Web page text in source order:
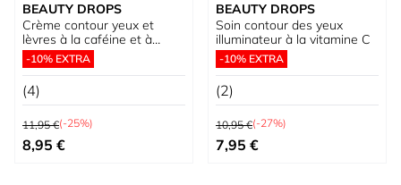
BEAUTY DROPS
Crème contour yeux et
lèvres à la caféine et à
l’acide hyaluronique
-10% EXTRA
(4)
Prix normal
11,95 €(-25%)
Prix spécial
8,95 €
BEAUTY DROPS
Soin contour des yeux
illuminateur à la vitamine C
-10% EXTRA
(2)
Prix normal
10,95 €(-27%)
Prix spécial
7,95 €